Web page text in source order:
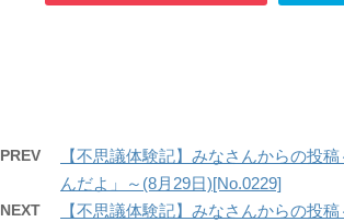
PREV
【不思議体験記】みなさんからの投
んだよ」～(8月29日)[No.0229]
NEXT
【不思議体験記】みなさんからの投